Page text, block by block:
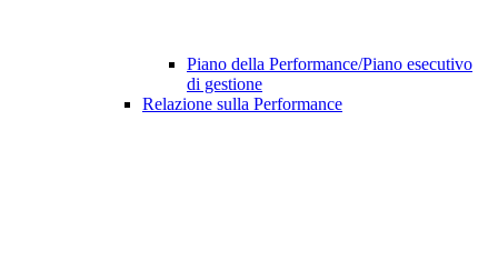
Piano della Performance/Piano esecutivo
di gestione
Relazione sulla Performance